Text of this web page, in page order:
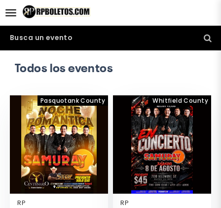
desplegar navegación
Busca un evento
Todos los eventos
Pasquotank County
RP
Whitfield County
RP